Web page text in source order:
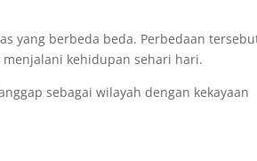
yang berbeda beda. Perbedaan
kehidupan sehari hari.
sebagai wilayah dengan kekayaan